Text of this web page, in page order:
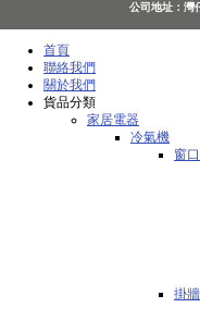
公司地址：灣
首頁
聯絡我們
關於我們
貨品分類
家居電器
冷氣機
窗
掛